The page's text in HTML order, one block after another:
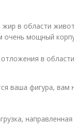
в области
мощный
в
ваша фигура, вам